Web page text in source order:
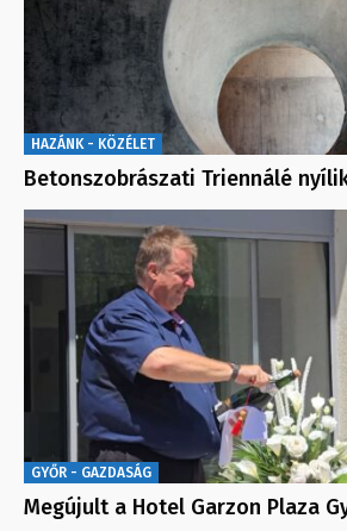
HAZÁNK - KÖZÉLET
Betonszobrászati Triennálé
GYŐR - GAZDASÁG
Megújult a Hotel Garzon Plaza